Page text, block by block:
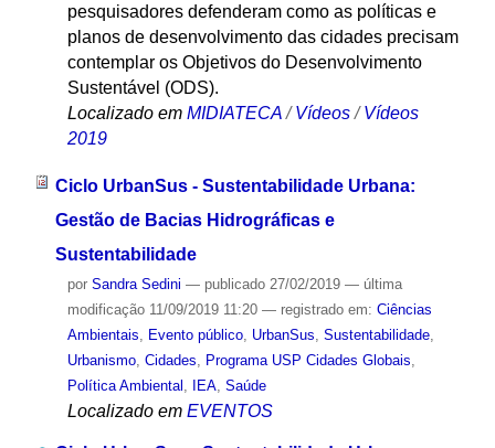
pesquisadores defenderam como as políticas e
planos de desenvolvimento das cidades precisam
contemplar os Objetivos do Desenvolvimento
Sustentável (ODS).
Localizado em MIDIATECA /Vídeos /Vídeos
2019
Ciclo UrbanSus - Sustentabilidade Urbana:
Gestão de Bacias Hidrográficas e
Sustentabilidade
por Sandra Sedini — publicado27/02/2019 — última
modificação11/09/2019 11:20 — registrado em: Ciências
Ambientais
Evento público, UrbanSus Sustentabilidade,
Urbanismo, Cidades Programa USP Cidades Globais
Política Ambiental
IEA, Saúde
Localizado em EVENTOS